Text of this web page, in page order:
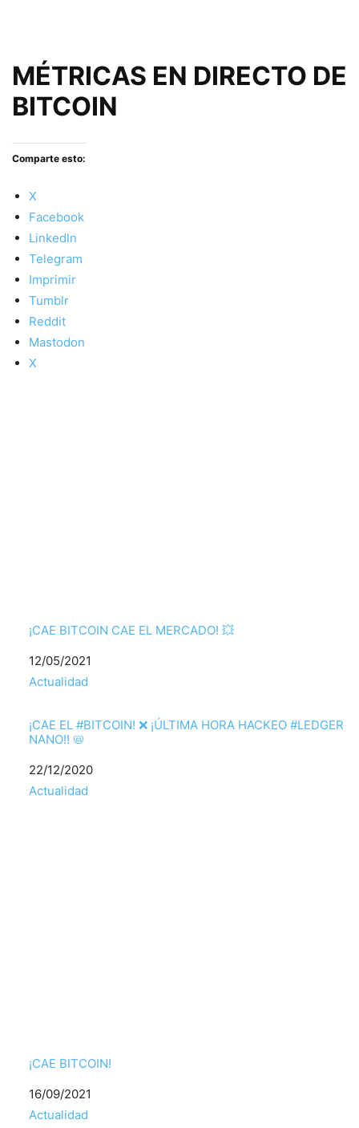
MÉTRICAS EN DIRECTO DE
BITCOIN
Comparte esto:
X
Facebook
LinkedIn
Telegram
Imprimir
Tumblr
Reddit
Mastodon
X
¡CAE BITCOIN CAE EL MERCADO! 💥
Fecha
12/05/2021
Respecto a
Actualidad
¡CAE EL #BITCOIN! ❌ ¡ÚLTIMA HORA HACKEO #LEDGER
NANO!! 📛
Fecha
22/12/2020
Respecto a
Actualidad
¡CAE BITCOIN!
Fecha
16/09/2021
Respecto a
Actualidad